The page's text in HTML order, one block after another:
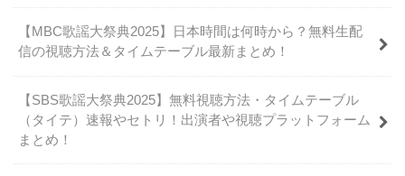
【MBC歌謡大祭典2025】日本時間は何時から？無料生配
信の視聴方法＆タイムテーブル最新まとめ！
【SBS歌謡大祭典2025】無料視聴方法・タイムテーブル
（タイテ）速報やセトリ！出演者や視聴プラットフォーム
まとめ！